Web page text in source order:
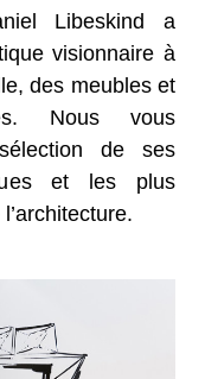
Libeskind a
visionnaire à
des meubles et
Nous vous
de ses
et les plus